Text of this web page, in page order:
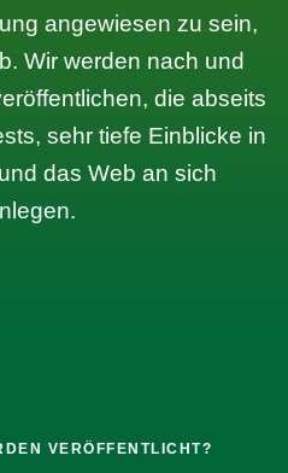
angewiesen zu sein,
Wir werden nach und
die abseits
sehr tiefe Einblicke in
das Web an sich
VERÖFFENTLICHT?